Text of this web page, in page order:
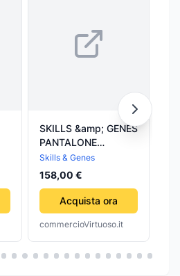
SKILLS &amp; GENES
PANTALONE
PANTALONE
Skills & Genes
158,00 €
Acquista ora
commercioVirtuoso.it